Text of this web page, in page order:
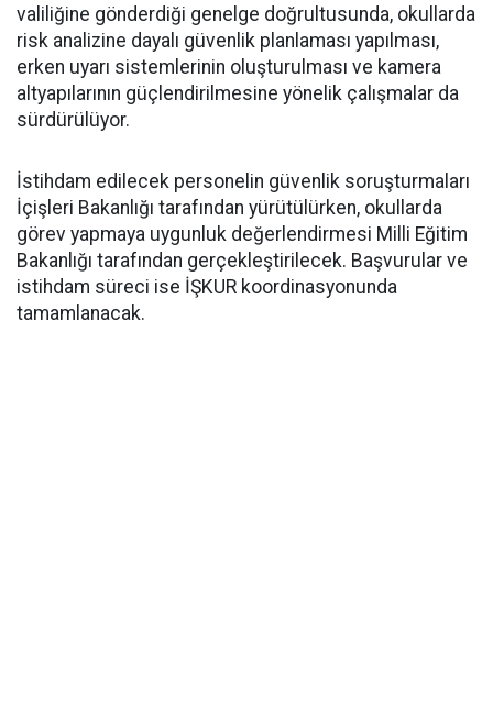
valiliğine gönderdiği genelge doğrultusunda, okullarda
risk analizine dayalı güvenlik planlaması yapılması,
erken uyarı sistemlerinin oluşturulması ve kamera
altyapılarının güçlendirilmesine yönelik çalışmalar da
sürdürülüyor.
İstihdam edilecek personelin güvenlik soruşturmaları
İçişleri Bakanlığı tarafından yürütülürken, okullarda
görev yapmaya uygunluk değerlendirmesi Milli Eğitim
Bakanlığı tarafından gerçekleştirilecek. Başvurular ve
istihdam süreci ise İŞKUR koordinasyonunda
tamamlanacak.